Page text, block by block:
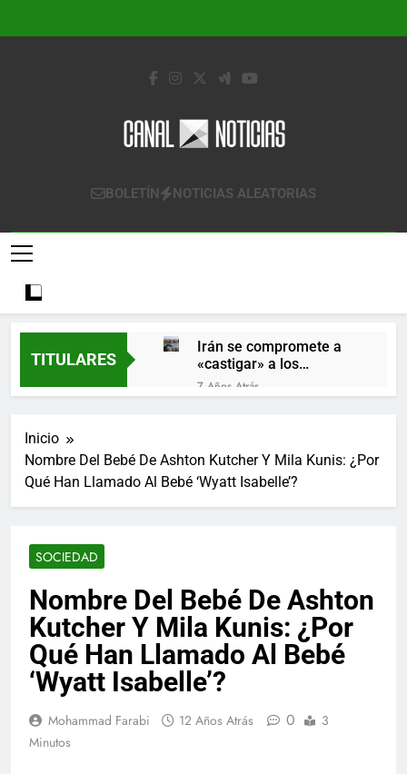
Canal Noticias
Canal Noticias
BOLETÍN NOTICIAS ALEATORIAS
TITULARES
Irán se compromete a
«castigar» a los
responsables de
derribar un avión
7 Años Atrás
diciembre
Los últimos paquetes
especiales Hush Socks
7 Años Atrás
La familia Kennedy
entierra a otro
miembro de la familia
7 Años Atrás
Cápsulas Ultra Max
Testo a Precios
Especiales en México,
Colombia, Perú ,
7 Años Atrás
Crema Precios –
Inicio
Nombre Del Bebé De Ashton Kutcher Y Mila Kunis: ¿Por
Qué Han Llamado Al Bebé ‘Wyatt Isabelle’?
SOCIEDAD
Nombre Del Bebé De Ashton
Kutcher Y Mila Kunis: ¿Por
Qué Han Llamado Al Bebé
‘Wyatt Isabelle’?
Mohammad Farabi 12 Años Atrás 0
3
Minutos